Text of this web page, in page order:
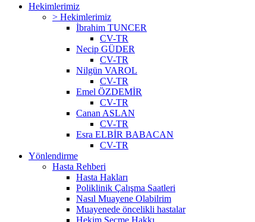
Hekimlerimiz
> Hekimlerimiz
İbrahim TUNCER
CV-TR
Necip GÜDER
CV-TR
Nilgün VAROL
CV-TR
Emel ÖZDEMİR
CV-TR
Canan ASLAN
CV-TR
Esra ELBİR BABACAN
CV-TR
Yönlendirme
Hasta Rehberi
Hasta Hakları
Poliklinik Çalışma Saatleri
Nasıl Muayene Olabilrim
Muayenede öncelikli hastalar
Hekim Seçme Hakkı